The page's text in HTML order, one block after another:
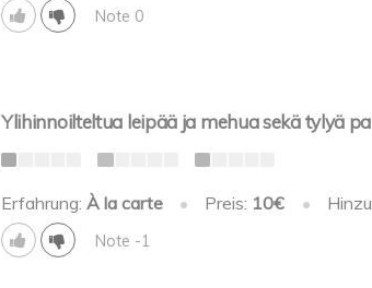
Note 0
Ylihinnoilteltua leipää ja mehua sekä tylyä
Erfahrung: À la carte • Preis: 10€ •
Note -1